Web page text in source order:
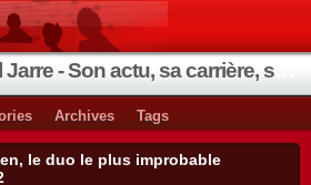
Archives Tags
le duo le plus improbable